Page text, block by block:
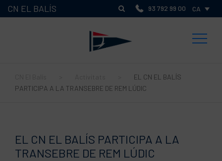
CN EL BALÍS 93 792 99 00 CA
EL CN EL BALÍS
PARTICIPA A LA TRANSEBRE DE REM LÚDIC
EL CN EL BALÍS PARTICIPA A LA
TRANSEBRE DE REM LÚDIC